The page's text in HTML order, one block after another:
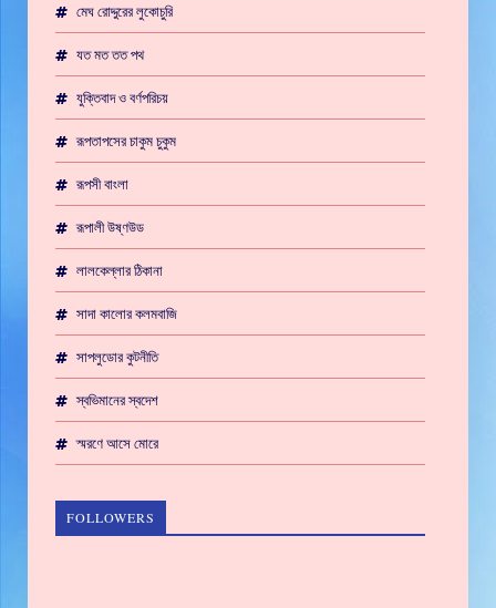
মেঘ রোদ্দুরের লুকোচুরি
যত মত তত পথ
যুক্তিবাদ ও বর্ণপরিচয়
রূপতাপসের চাকুম চুকুম
রূপসী বাংলা
রূপালী উষ্ণউড
লালকেল্লার ঠিকানা
সাদা কালোর কলমবাজি
সাপলুডোর কুটনীতি
স্বভিমানের স্বদেশ
স্মরণে আসে মোরে
FOLLOWERS